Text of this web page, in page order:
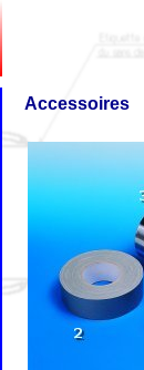
Accessoires